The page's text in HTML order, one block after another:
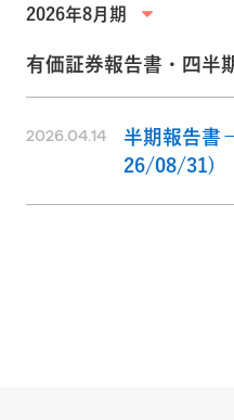
有価証券報告書・四半
2026.04.14
半期報告書
26/08/31)